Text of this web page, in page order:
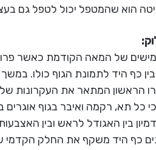
הוא שהמטפל יכול לטפל גם
של המאה הקודמת כאשר
לאור ספרו הראשון המתאר את
כל תא, רקמה ואיבר בגוף
בין האגודל לראש ובין
כף היד משקף את החלק הקדמי